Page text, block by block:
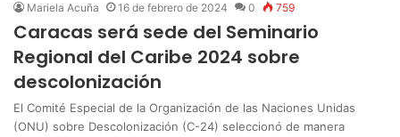
Mariela Acuña 16 de febrero de 2024 0 759
Caracas será sede del Seminario
Regional del Caribe 2024 sobre
descolonización
El Comité Especial de la Organización de las Naciones Unidas
(ONU) sobre Descolonización (C-24) seleccionó de manera